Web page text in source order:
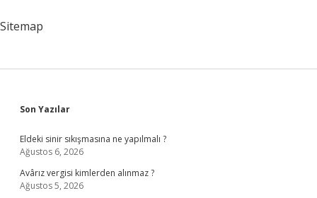
Sitemap
Sidebar
Son Yazılar
Eldeki sinir sıkışmasına ne yapılmalı ?
Ağustos 6, 2026
Avârız vergisi kimlerden alınmaz ?
Ağustos 5, 2026